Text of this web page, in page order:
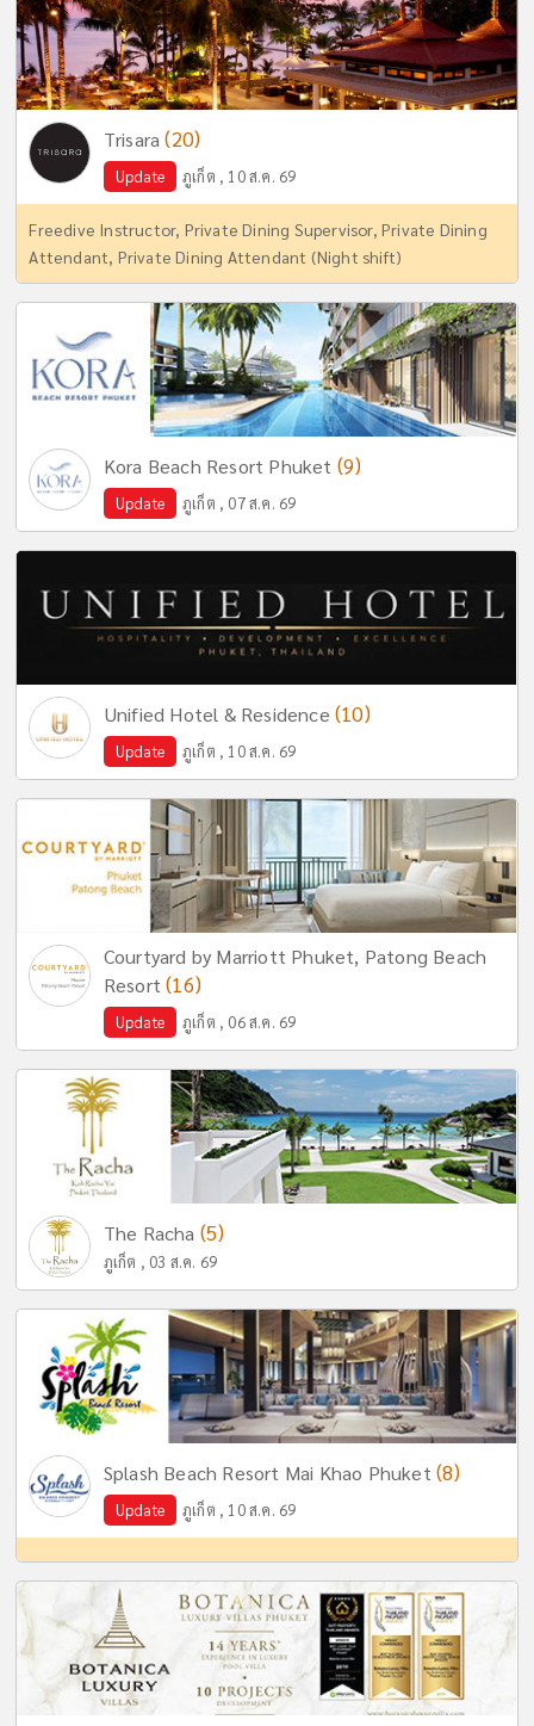
Trisara(20)
Update ภูเก็ต , 10 ส.ค. 69
Freedive Instructor, Private Dining Supervisor, Private Dining
Attendant, Private Dining Attendant (Night shift)
Kora Beach Resort Phuket (9)
Update ภูเก็ต , 07 ส.ค. 69
Unified Hotel & Residence (10)
Update ภูเก็ต , 10 ส.ค. 69
Courtyard by Marriott Phuket, Patong Beach
Resort(16)
Update ภูเก็ต , 06 ส.ค. 69
The Racha (5)
ภูเก็ต , 03 ส.ค. 69
Splash Beach Resort Mai Khao Phuket (8)
Update ภูเก็ต , 10 ส.ค. 69